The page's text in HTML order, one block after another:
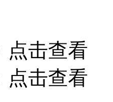
点击查看
点击查看